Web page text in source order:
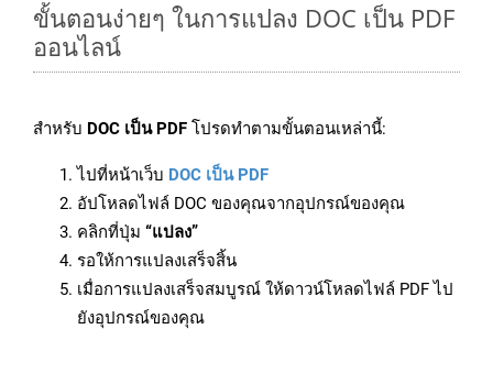
ขั้นตอนง่ายๆ ในการแปลง DOC เป็น PDF
ออนไลน์
สำหรับ DOC เป็น PDF โปรดทำตามขั้นตอนเหล่านี้:
ไปที่หน้าเว็บ DOC เป็น PDF
อัปโหลดไฟล์ DOC ของคุณจากอุปกรณ์ของคุณ
คลิกที่ปุ่ม “แปลง”
รอให้การแปลงเสร็จสิ้น
เมื่อการแปลงเสร็จสมบูรณ์ ให้ดาวน์โหลดไฟล์ PDF ไป
ยังอุปกรณ์ของคุณ